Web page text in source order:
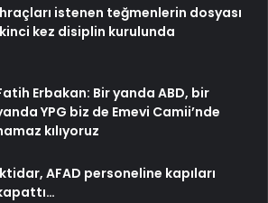
istenen teğmenlerin dosyası
kez disiplin kurulunda
Erbakan: Bir yanda ABD, bir
YPG biz de Emevi Camii’nde
kılıyoruz
AFAD personeline kapıları